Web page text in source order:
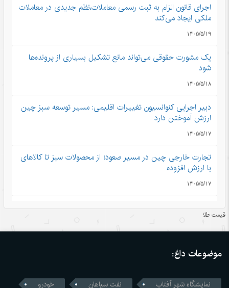
اجرای قانون الزام به ثبت رسمی معاملات،نظم جدیدی در معاملات
ملکی ایجاد می‌کند
۱۴۰۵/۵/۱۹
یک مشورت حقوقی می‌تواند مانع تشکیل بسیاری از پرونده‌ها
شود
۱۴۰۵/۵/۱۸
دبیر اجرایی کنوانسیون تغییرات اقلیمی: مسیر توسعه سبز چین
ارزش آموختن دارد
۱۴۰۵/۵/۱۷
تجارت خارجی چین در مسیر صعود؛ از محصولات سبز تا کالاهای
با ارزش افزوده
۱۴۰۵/۵/۱۷
توسعه خوشه‌ای؛ راهکار تازه چین برای رونق روستاها
فرار از گرمای تابستان در قلب زمستانی هاربین
قیمت طلا
موضوعات داغ:
نمایشگاه شهر آفتاب نفت سپاهان خودرو